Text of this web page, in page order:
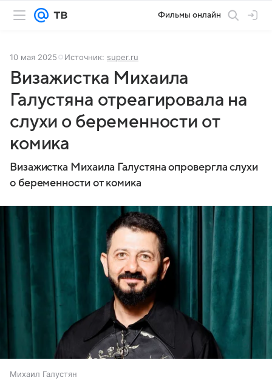
Фильмы онлайн
10 мая 2025 Источник: super.ru
Визажистка Михаила
Галустяна отреагировала на
слухи о беременности от
комика
Визажистка Михаила Галустяна опровергла слухи
о беременности от комика
Михаил Галустян